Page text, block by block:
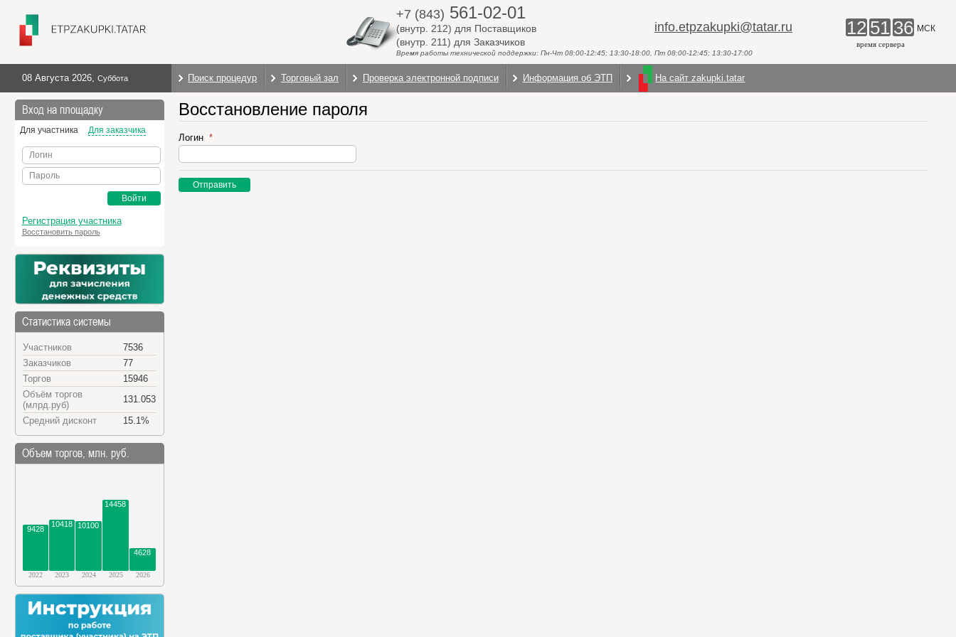
+7 (843) 561-02-01
(внутр. 212) для Поставщиков
(внутр. 211) для Заказчиков
info.etpzakupki@tatar.ru
Время работы технической поддержки: Пн-Чт 08:00-12:45; 13:30-18:00, Пт 08:00-12:45; 13:30-17:00
12 51 36 МСК
время сервера
08 Августа 2026, Суббота Поиск процедур Торговый зал Проверка электронной подписи Информация об ЭТП На сайт zakupki.tatar
Вход на площадку
Для участника Для заказчика
Логин
Пароль
Войти
Регистрация участника
Восстановить пароль
Статистика системы
Участников
7536
Заказчиков
77
Торгов
15946
Объём торгов
(млрд.руб)
131.053
Средний дисконт
15.1%
Объем торгов, млн. руб.
9428
10418 10100
14458
4628
2022 2023 2024 2025 2026
Восстановление пароля
Логин
Отправить